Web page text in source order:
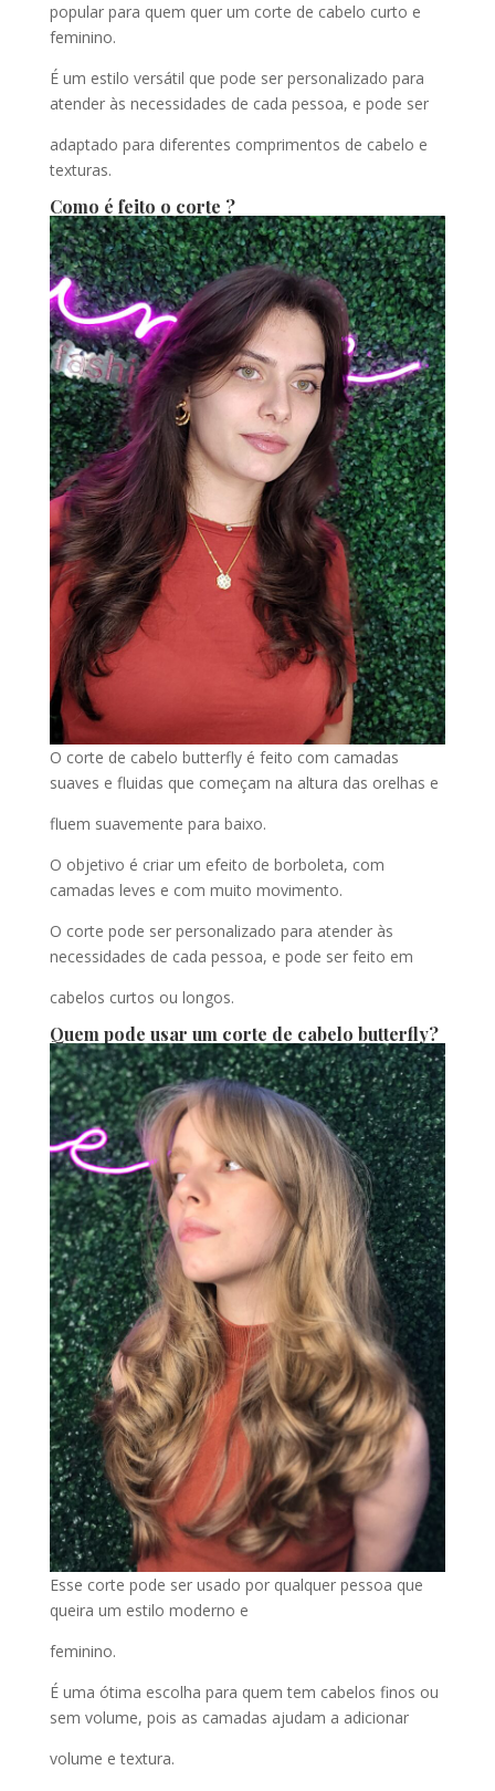
popular para quem quer um corte de cabelo curto e
feminino.
É um estilo versátil que pode ser personalizado para
atender às necessidades de cada pessoa, e pode ser
adaptado para diferentes comprimentos de cabelo e
texturas.
Como é feito o corte ?
O corte de cabelo butterfly é feito com camadas
suaves e fluidas que começam na altura das orelhas e
fluem suavemente para baixo.
O objetivo é criar um efeito de borboleta, com
camadas leves e com muito movimento.
O corte pode ser personalizado para atender às
necessidades de cada pessoa, e pode ser feito em
cabelos curtos ou longos.
Quem pode usar um corte de cabelo butterfly?
Esse corte pode ser usado por qualquer pessoa que
queira um estilo moderno e
feminino.
É uma ótima escolha para quem tem cabelos finos ou
sem volume, pois as camadas ajudam a adicionar
volume e textura.